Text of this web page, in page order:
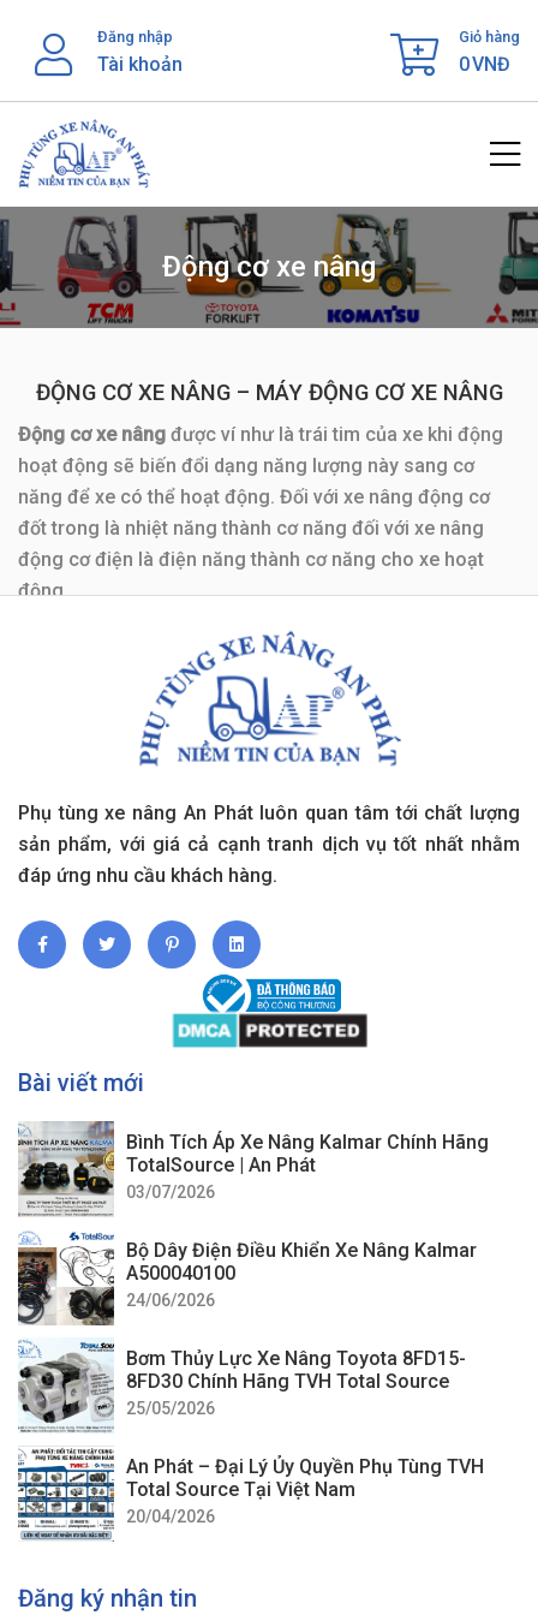
content
Đăng nhập
Tài khoản
Giỏ hàng
0VNĐ
Động cơ xe nâng
ĐỘNG CƠ XE NÂNG – MÁY ĐỘNG CƠ XE NÂNG
Động cơ xe nâng được ví như là trái tim của xe khi động
hoạt động sẽ biến đổi dạng năng lượng này sang cơ
năng để xe có thể hoạt động. Đối với xe nâng động cơ
đốt trong là nhiệt năng thành cơ năng đối với xe nâng
động cơ điện là điện năng thành cơ năng cho xe hoạt
động.
Đối với xe nâng sử dụng xăng, gas, dầu sẽ sử dụng động
cơ đốt trong cồn với xe nâng điện sử dụng mô tơ điện.
Trong đó động cơ đốt trong là loại được sử dụng phổ
biến. Vậy lý do tại sao nó được sử dụng phổ biến như
vậy? Bạn cùng theo dõi bài viết bên dưới để giải đáp vấn
Động cơ xe nâng Komatsu
Cấu tạo của động cơ xe nâng
Động cơ xe nâng được cấu tạo từ những bộ phận chính
dưới đây:
Piston: Được lắp đặt năm trong trục khuỷu thanh truyền
với nhiệm vụ chính để Pison nhận công được sinh ra từ
nhiên liệu su dó truyền đến trục khuỷu để sinh ra công
ứng dụng.
những vật liệu cao cấp có độ bền cao, chống han gỉ có
Phụ tùng xe nâng An Phát luôn quan tâm tới chất lượng
sản phẩm, với giá cả cạnh tranh dịch vụ tốt nhất nhằm
đáp ứng nhu cầu khách hàng.
Bài viết mới
Bình Tích Áp Xe Nâng Kalmar Chính Hãng
TotalSource | An Phát
03/07/2026
Bộ Dây Điện Điều Khiển Xe Nâng Kalmar
A500040100
24/06/2026
Bơm Thủy Lực Xe Nâng Toyota 8FD15-
8FD30 Chính Hãng TVH Total Source
25/05/2026
An Phát – Đại Lý Ủy Quyền Phụ Tùng TVH
Total Source Tại Việt Nam
20/04/2026
Đăng ký nhận tin